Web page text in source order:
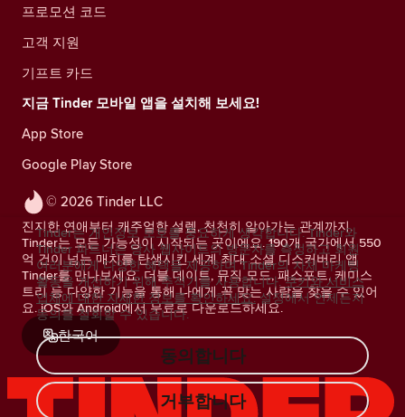
© 2026 Tinder LLC
진지한 연애부터 캐주얼한 설렘, 천천히 알아가는 관계까지.
Tinder는 모든 가능성이 시작되는 곳이에요. 190개 국가에서 550
억 건이 넘는 매치를 탄생시킨 세계 최대 소셜 디스커버리 앱
Tinder를 만나보세요. 더블 데이트, 뮤직 모드, 패스포트, 케미스
트리 등 다양한 기능을 통해 나에게 꼭 맞는 사람을 찾을 수 있어
요. iOS와 Android에서 무료로 다운로드하세요.
한국어
프로모션 코드
고객 지원
기프트 카드
지금 Tinder 모바일 앱을 설치해 보세요!
App Store
Google Play Store
Tinder는 개인정보 보호를 중요하게 생각합니다. Tinder와
Tinder 파트너는 당사 웹사이트의 방문자를 측정하고 회원
여러분에게 다양한 혜택을 제공하며 Tinder의 자체 마케팅
활동을 개선하기 위해 추적기를 사용합니다. 쿠키와 서비스
업체에 대한 자세한 정보를 확인하세요. 설정에서 언제든지
동의를 철회할 수 있습니다.
동의합니다
거부합니다